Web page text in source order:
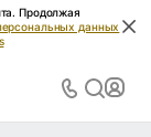
Продолжая
данных